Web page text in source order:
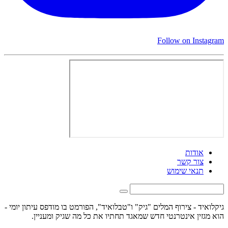
Follow on Instagram
אודות
צור קשר
תנאי שימוש
גיקלואיד - צירוף המלים "גיק" ו"טבלואיד", הפורמט בו מודפס עיתון יומי -
הוא מגזין אינטרנטי חדש שמאגד תחתיו את כל מה שגיק ומעניין.